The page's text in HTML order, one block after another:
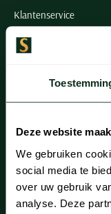
Deze website
We gebruiken
social media te
over uw gebruik
analyse. Deze
Klantenservice
Veelgestelde vragen
Retourneren
Klachtenafhandeling
Actievoorwaarden